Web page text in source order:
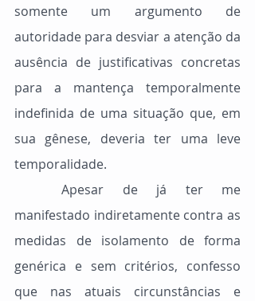
somente um argumento de
autoridade para desviar a atenção da
ausência de justificativas concretas
para a mantença temporalmente
indefinida de uma situação que, em
sua gênese, deveria ter uma leve
temporalidade.
	Apesar de já ter me
manifestado indiretamente contra as
medidas de isolamento de forma
genérica e sem critérios, confesso
que nas atuais circunstâncias e